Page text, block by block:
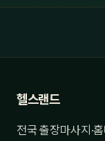
헬스랜드
전국 출장마사지·